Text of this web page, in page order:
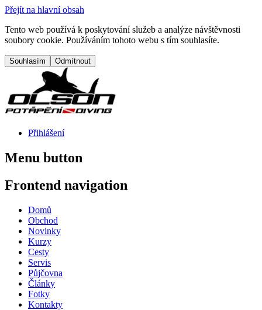
Přejít na hlavní obsah
Tento web používá k poskytování služeb a analýze návštěvnosti
soubory cookie. Používáním tohoto webu s tím souhlasíte.
Přihlášení
Menu button
Frontend navigation
Domů
Obchod
Novinky
Kurzy
Cesty
Servis
Půjčovna
Články
Fotky
Kontakty